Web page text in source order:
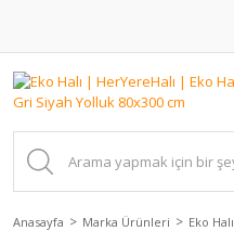
Anasayfa Marka Ürünleri Eko Halı